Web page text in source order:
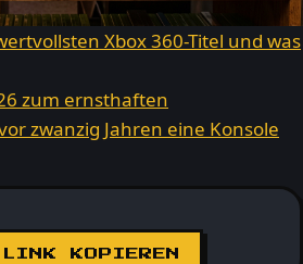
Xbox 360-Titel und was
zum ernsthaften
zwanzig Jahren eine Konsole
LINK KOPIEREN